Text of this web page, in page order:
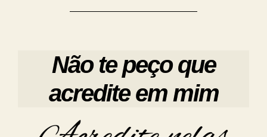
Não te peço que
acredite em mim